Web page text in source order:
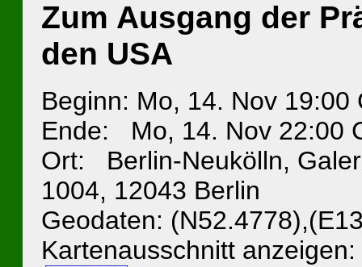
Zum Ausgang der
den USA
Beginn: Mo, 14. Nov 19:00
Ende: Mo, 14. Nov 22:00
Ort: Berlin-Neukölln,
1004, 12043 Berlin
Geodaten:
Kartenausschnitt anzeigen: